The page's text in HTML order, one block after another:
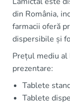
din România,
farmacii oferă
dispersibile și
Prețul mediu al
prezentare:
Tablete
Tablete